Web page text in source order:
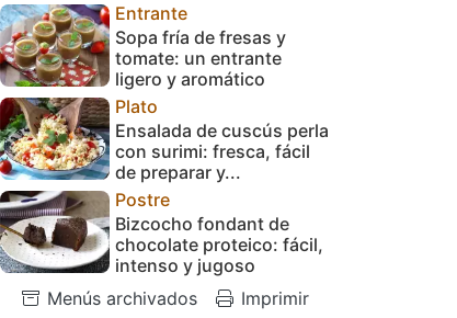
Entrante
Sopa fría de fresas y
tomate: un entrante
ligero y aromático
Plato
Ensalada de cuscús perla
con surimi: fresca, fácil
de preparar y...
Postre
Bizcocho fondant de
chocolate proteico: fácil,
intenso y jugoso
Menús archivados
Imprimir